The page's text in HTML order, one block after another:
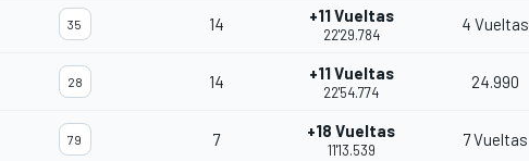
35 14 +11 Vueltas
22'29.784
4 Vueltas
28 14 +11 Vueltas
22'54.774
24.990
79 7 +18 Vueltas
11'13.539
7 Vueltas